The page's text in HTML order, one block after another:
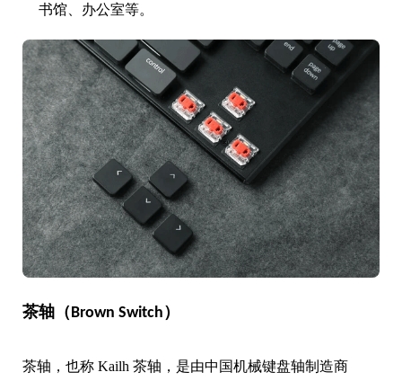
书馆、办公室等。
茶轴（Brown Switch）
茶轴，也称 Kailh 茶轴，是由中国机械键盘轴制造商